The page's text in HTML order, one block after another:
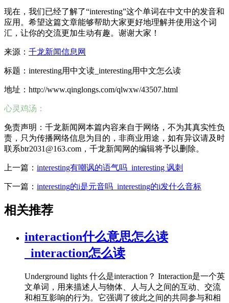
现在，我们已经了解了“interesting”这个单词在中文中的发音和
应用。希望这篇文章能够帮助大家更好地理解并使用这个词
汇，让你的交流更加生动有趣。谢谢大家！
来源： 千龙新闻信息网
标题：interesting用中文读_interesting用中文怎么读
地址：http://www.qinglongs.com/qlwxw/43507.html
心灵鸡汤：
免责声明：千龙新闻网本篇内容来自于网络，不为其真实性负
责，只为传播网络信息为目的，非商业用途，如有异议请及时
联系btr2031@163.com，千龙新闻网的编辑将予以删除。
上一篇： interesting有嘲讽的语气吗_interesting 讽刺
下一篇： interesting的i是元音吗_interesting的i发什么音标
相关推荐
interaction什么意思怎么读
_interaction怎么读
Underground lights 什么是interaction？ Interaction是一个英
文单词，用来描述人与物体、人与人之间的互动、交流
和相互影响的行为。它强调了彼此之间的共同参与和相